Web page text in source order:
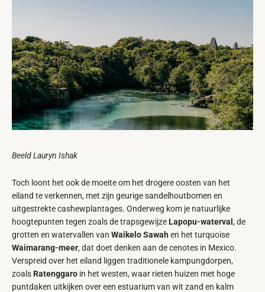
Beeld Lauryn Ishak
Toch loont het ook de moeite om het drogere oosten van het
eiland te verkennen, met zijn geurige sandelhoutbomen en
uitgestrekte cashewplantages. Onderweg kom je natuurlijke
hoogtepunten tegen zoals de trapsgewijzeLapopu-waterval, de
grotten en watervallen van Waikelo Sawahen het turquoise
Waimarang-meer, dat doet denken aan de cenotes in Mexico.
Verspreid over het eiland liggen traditionele kampungdorpen,
zoalsRatenggaro in het westen, waar rieten huizen met hoge
puntdaken uitkijken over een estuarium van wit zand en kalm